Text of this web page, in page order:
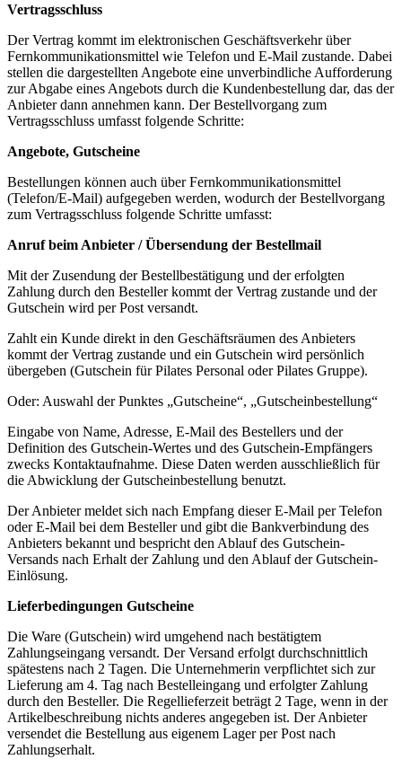
Vertragsschluss
Der Vertrag kommt im elektronischen Geschäftsverkehr über
Fernkommunikationsmittel wie Telefon und E-Mail zustande. Dabei
stellen die dargestellten Angebote eine unverbindliche Aufforderung
zur Abgabe eines Angebots durch die Kundenbestellung dar, das der
Anbieter dann annehmen kann. Der Bestellvorgang zum
Vertragsschluss umfasst folgende Schritte:
Angebote, Gutscheine
Bestellungen können auch über Fernkommunikationsmittel
(Telefon/E-Mail) aufgegeben werden, wodurch der Bestellvorgang
zum Vertragsschluss folgende Schritte umfasst:
Anruf beim Anbieter / Übersendung der Bestellmail
Mit der Zusendung der Bestellbestätigung und der erfolgten
Zahlung durch den Besteller kommt der Vertrag zustande und der
Gutschein wird per Post versandt.
Zahlt ein Kunde direkt in den Geschäftsräumen des Anbieters
kommt der Vertrag zustande und ein Gutschein wird persönlich
übergeben (Gutschein für Pilates Personal oder Pilates Gruppe).
Oder: Auswahl der Punktes „Gutscheine“, „Gutscheinbestellung“
Eingabe von Name, Adresse, E-Mail des Bestellers und der
Definition des Gutschein-Wertes und des Gutschein-Empfängers
zwecks Kontaktaufnahme. Diese Daten werden ausschließlich für
die Abwicklung der Gutscheinbestellung benutzt.
Der Anbieter meldet sich nach Empfang dieser E-Mail per Telefon
oder E-Mail bei dem Besteller und gibt die Bankverbindung des
Anbieters bekannt und bespricht den Ablauf des Gutschein-
Versands nach Erhalt der Zahlung und den Ablauf der Gutschein-
Einlösung.
Lieferbedingungen Gutscheine
Die Ware (Gutschein) wird umgehend nach bestätigtem
Zahlungseingang versandt. Der Versand erfolgt durchschnittlich
spätestens nach 2 Tagen. Die Unternehmerin verpflichtet sich zur
Lieferung am 4. Tag nach Bestelleingang und erfolgter Zahlung
durch den Besteller. Die Regellieferzeit beträgt 2 Tage, wenn in der
Artikelbeschreibung nichts anderes angegeben ist. Der Anbieter
versendet die Bestellung aus eigenem Lager per Post nach
Zahlungserhalt.